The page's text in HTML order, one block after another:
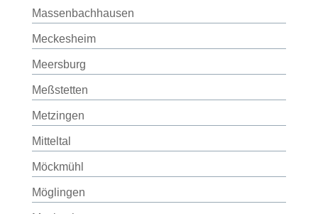
Massenbachhausen
Meckesheim
Meersburg
Meßstetten
Metzingen
Mitteltal
Möckmühl
Möglingen